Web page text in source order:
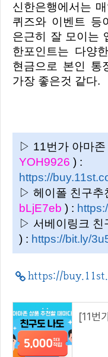
신한은행에서는 매일 포인트를 지급하는 다양한
퀴즈와 이벤트 등
은근히 잘 모이는
한포인트는 다양
현금으로 본인 통
가장 좋은것 같다.
▷ 11번가 아마존
YOH9926 ) :
https://
▷ 헤이폴 친구추
bLjE7eb ) :
▷ 서베이링크 친
) : https://bit.ly/
https://